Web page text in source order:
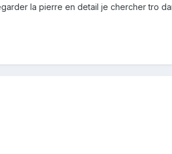
la pierre en detail je chercher tro